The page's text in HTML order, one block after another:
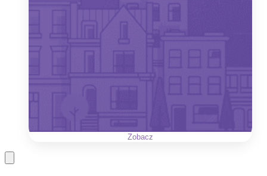
Zobacz